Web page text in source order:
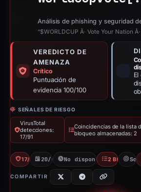
Análisis de phishing y seguridad
VEREDICTO DE
AMENAZA
Crítico
Puntuación de
evidencia 100/100
SEÑALES DE RIESGO
VirusTotal
detecciones:
17/91
Coincidencias de la lista
bloqueo almacenadas: 2
17/91 VT20/05/2026No disponible desde
2 Blocklists
COMPARTIR